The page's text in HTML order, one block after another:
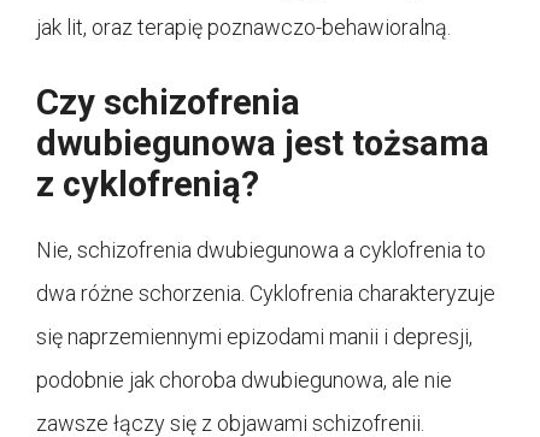
jak lit, oraz terapię poznawczo-behawioralną.
Czy schizofrenia
dwubiegunowa jest tożsama
z cyklofrenią?
Nie, schizofrenia dwubiegunowa a cyklofrenia to
dwa różne schorzenia. Cyklofrenia charakteryzuje
się naprzemiennymi epizodami manii i depresji,
podobnie jak choroba dwubiegunowa, ale nie
zawsze łączy się z objawami schizofrenii.